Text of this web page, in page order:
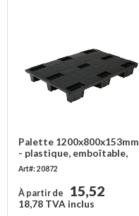
Palette 1200x800x153mm
- plastique, emboîtable,
2000kg
Art#: 20872
À partir de 15,52
18,78 TVA inclus